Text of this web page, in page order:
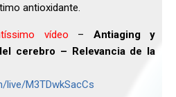
antioxidante.
vídeo – Antiaging y
cerebro – Relevancia de la
live/M3TDwkSacCs